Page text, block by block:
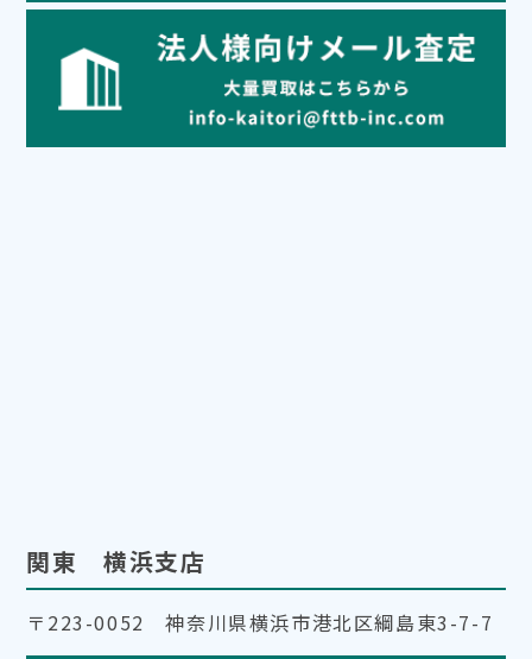
関東 横浜支店
〒223-0052 神奈川県横浜市港北区綱島東3-7-7